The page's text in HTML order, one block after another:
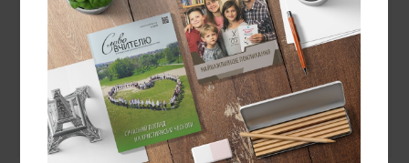
«Надія — людям»
Національний університет "Острозька
академія"
Ноїв Ковчег
Слово про слово
Цінності